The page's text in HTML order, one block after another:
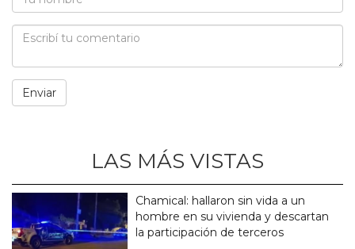
LAS MÁS VISTAS
Chamical: hallaron sin vida a un
hombre en su vivienda y descartan
la participación de terceros